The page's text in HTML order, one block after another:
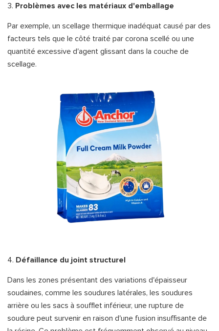
3. Problèmes avec les matériaux d'emballage
Par exemple, un scellage thermique inadéquat causé par des
facteurs tels que le côté traité par corona scellé ou une
quantité excessive d'agent glissant dans la couche de
scellage.
4. Défaillance du joint structurel
Dans les zones présentant des variations d'épaisseur
soudaines, comme les soudures latérales, les soudures
arrière ou les sacs à soufflet inférieur, une rupture de
soudure peut survenir en raison d'une fusion insuffisante de